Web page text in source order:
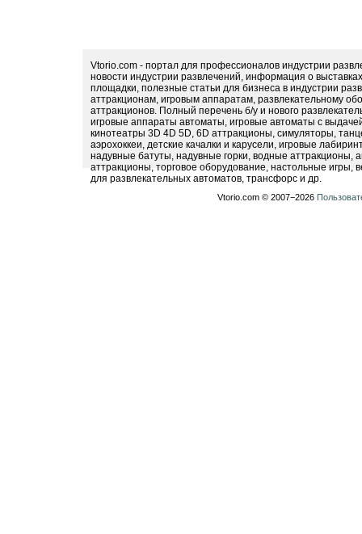
Vtorio.com - портал для профессионалов индустрии
новости индустрии развлечений, информация о
площадки, полезные статьи для бизнеса в индустрии
аттракционам, игровым аппаратам, развлекательному
аттракционов. Полный перечень б/у и нового
игровые аппараты автоматы, игровые автоматы с
кинотеатры 3D 4D 5D, 6D аттракционы, симуляторы,
аэрохоккеи, детские качалки и карусели, игровые
надувные батуты, надувные горки, водные
аттракционы, торговое оборудование, настольные игры,
для развлекательных автоматов, трансфорс и др.
Vtorio.com © 2007−2026